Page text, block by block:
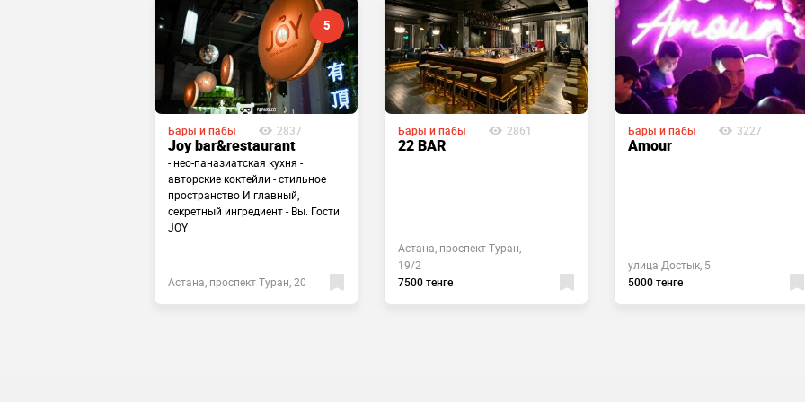
5
Бары и пабы 2837
Joy bar&restaurant
- нео-паназиатская кухня -
авторские коктейли - стильное
пространство И главный,
секретный ингредиент - Вы. Гости
JOY
Астана, проспект Туран, 20
Бары и пабы 2861
22 BAR
Астана, проспект Туран,
19/2
7500 тенге
Бары и пабы 3227
Amour
улица Достык, 5
5000 тенге